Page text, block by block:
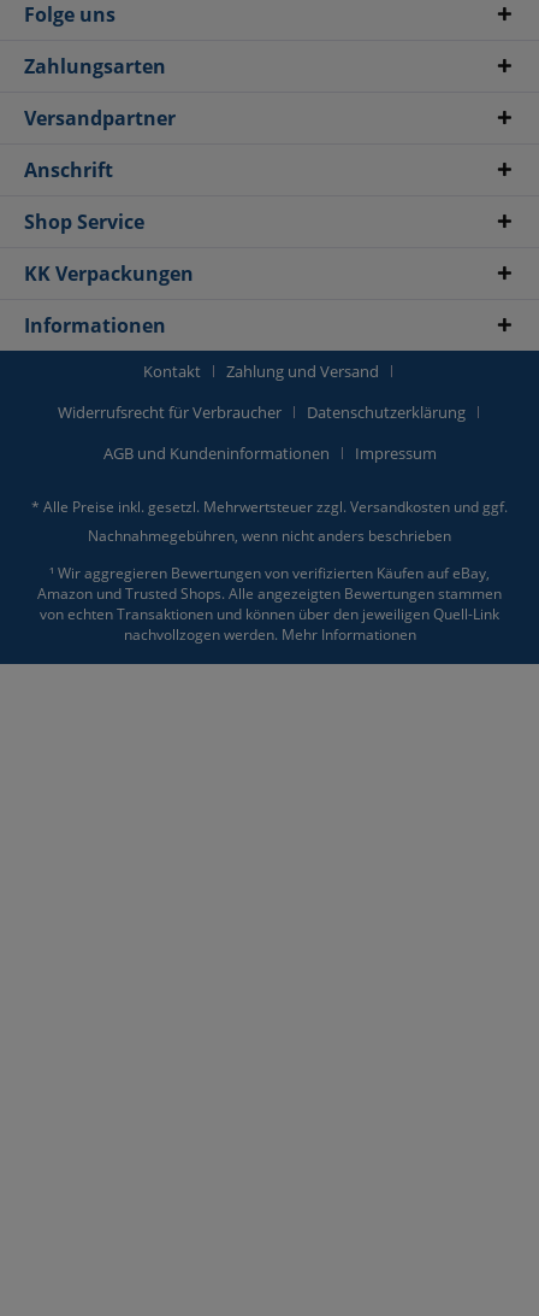
Folge uns
Zahlungsarten
Versandpartner
Anschrift
Shop Service
KK Verpackungen
Informationen
Kontakt
Zahlung und Versand
Widerrufsrecht für Verbraucher
Datenschutzerklärung
AGB und Kundeninformationen
Impressum
* Alle Preise inkl. gesetzl. Mehrwertsteuer zzgl. Versandkosten und ggf.
Nachnahmegebühren, wenn nicht anders beschrieben
¹ Wir aggregieren Bewertungen von verifizierten Käufen auf eBay,
Amazon und Trusted Shops. Alle angezeigten Bewertungen stammen
von echten Transaktionen und können über den jeweiligen Quell-Link
nachvollzogen werden. Mehr Informationen